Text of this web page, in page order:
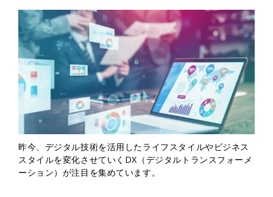
昨今、デジタル技術を活用したライフスタイルやビジネス
スタイルを変化させていくDX（デジタルトランスフォーメ
ーション）が注目を集めています。